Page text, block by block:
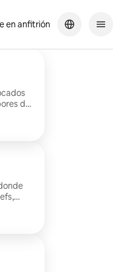
en anfitrión
de
plato.